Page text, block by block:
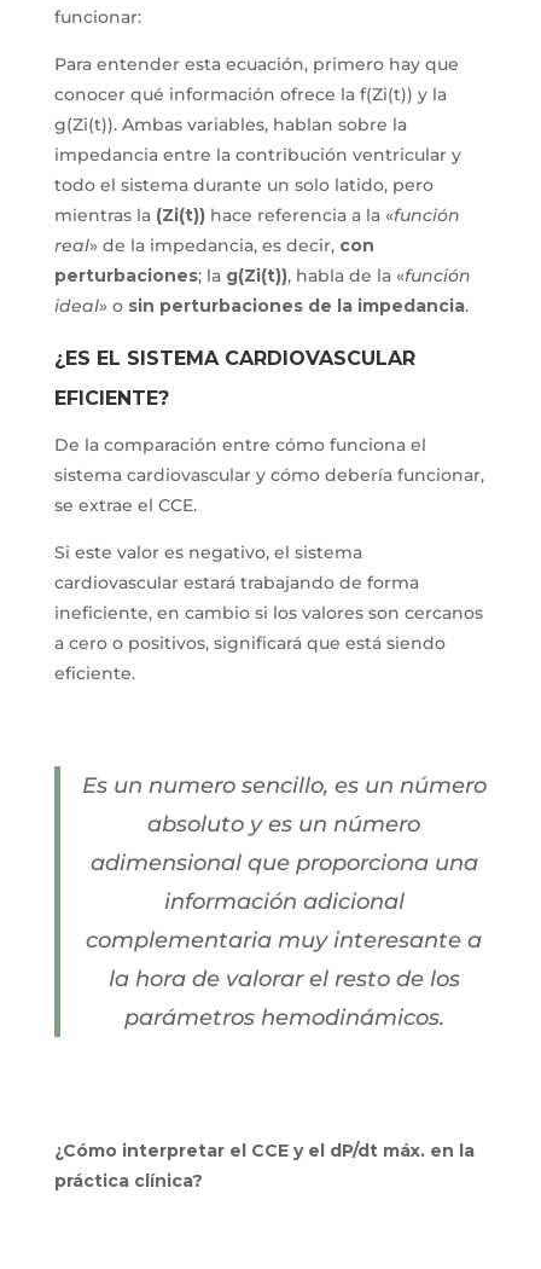
funcionar:
Para entender esta ecuación, primero hay que
conocer qué información ofrece la f(Zi(t)) y la
g(Zi(t)). Ambas variables, hablan sobre la
impedancia entre la contribución ventricular y
todo el sistema durante un solo latido, pero
mientras la (Zi(t))hace referencia a la «función
real» de la impedancia, es decir, con
perturbaciones; la g(Zi(t)), habla de la «función
ideal» o sin perturbaciones de la impedancia.
¿ES EL SISTEMA CARDIOVASCULAR
EFICIENTE?
De la comparación entre cómo funciona el
sistema cardiovascular y cómo debería funcionar,
se extrae el CCE.
Si este valor es negativo, el sistema
cardiovascular estará trabajando de forma
ineficiente, en cambio si los valores son cercanos
a cero o positivos, significará que está siendo
eficiente.
Es un numero sencillo, es un número
absoluto y es un número
adimensional que proporciona una
información adicional
complementaria muy interesante a
la hora de valorar el resto de los
parámetros hemodinámicos.
¿Cómo interpretar el CCE y el dP/dt máx. en la
práctica clínica?